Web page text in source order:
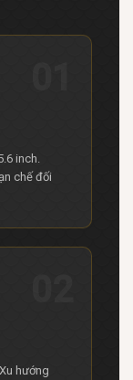
inch.
chế đối
hướng